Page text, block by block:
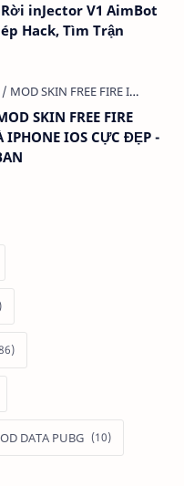
inJector V1 AimBot
Hack, Tìm Trận
SKIN FREE FIRE
IPHONE IOS CỰC ĐẸP -
DATA PUBG